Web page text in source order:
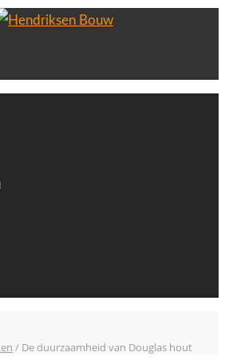
/ De duurzaamheid van Douglas hout